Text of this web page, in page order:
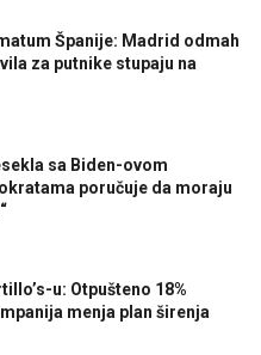
Španije: Madrid odmah
za putnike stupaju na
sa Biden-ovom
poručuje da moraju
u: Otpušteno 18%
menja plan širenja